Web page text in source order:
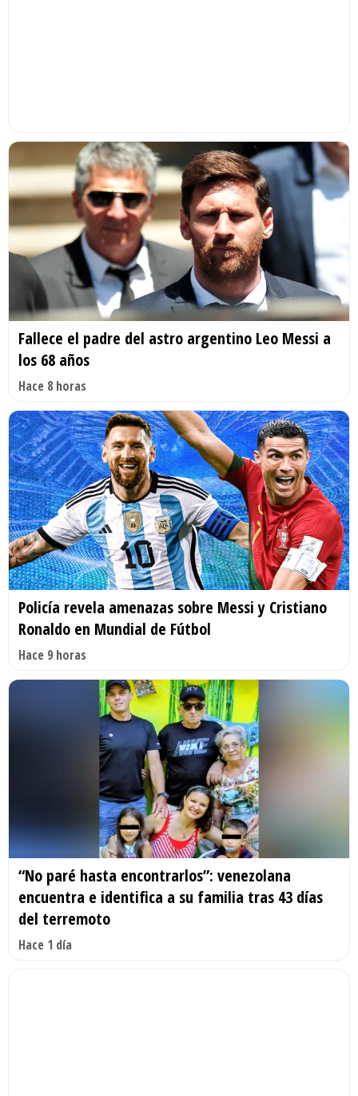
Fallece el padre del astro argentino Leo Messi a
los 68 años
Hace 8 horas
Policía revela amenazas sobre Messi y Cristiano
Ronaldo en Mundial de Fútbol
Hace 9 horas
“No paré hasta encontrarlos”: venezolana
encuentra e identifica a su familia tras 43 días
del terremoto
Hace 1 día